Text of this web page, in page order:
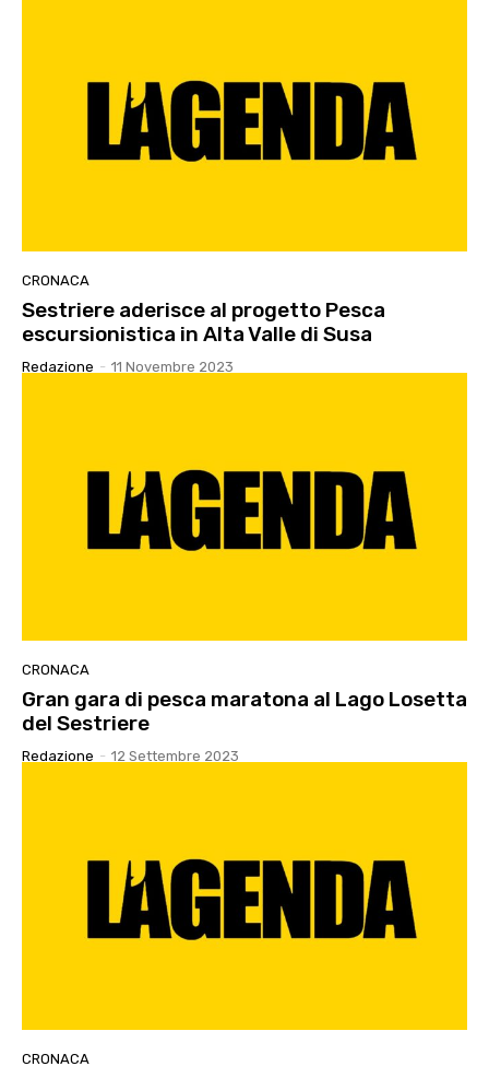
CRONACA
Sestriere aderisce al progetto Pesca
escursionistica in Alta Valle di Susa
Redazione - 11 Novembre 2023
CRONACA
Gran gara di pesca maratona al Lago Losetta
del Sestriere
Redazione - 12 Settembre 2023
CRONACA